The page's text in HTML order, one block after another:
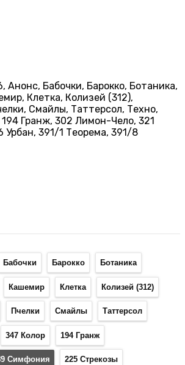
Бабочки, Барокко, Ботаника,
Клетка, Колизей (312),
Смайлы, Таттерсол, Техно,
Гранж, 302 Лимон-Чело, 321
Урбан, 391/1 Теорема, 391/8
Бабочки Барокко Ботаника
Кашемир Клетка Колизей (312)
Пчелки Смайлы Таттерсол
347 Колор 194 Гранж
Симфония 225 Стрекозы